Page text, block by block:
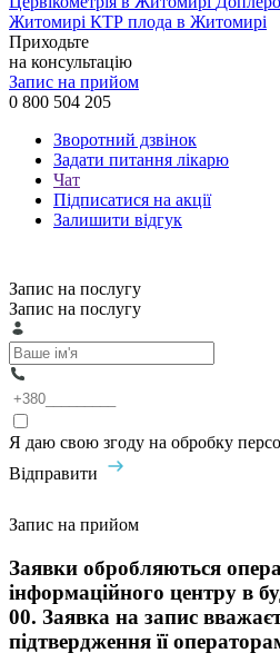
Житомирі КТР плода в Житомирі
Приходьте
на консультацію
Запис на прийом
0 800 504 205
Зворотний дзвінок
Задати питання лікарю
Чат
Підписатися на акції
Залишити відгук
Запис на послугу
Запис на послугу
Я даю свою згоду на обробку
Відправити
Запис на прийом
Заявки обробляються
інформаційного центру в
00. Заявка на запис
підтвердження її